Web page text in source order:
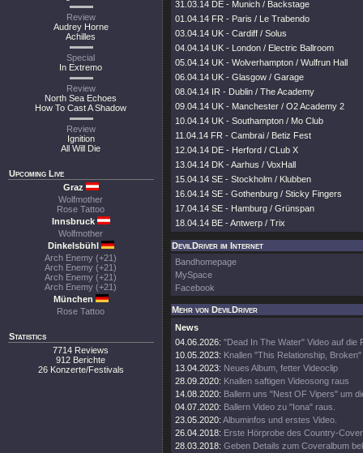
Review
Audrey Horne
Achilles
Special
In Extremo
Review
North Sea Echoes
How To Cast A Shadow
Review
Ignition
All Will Die
Upcoming Live
Graz
Wolfmother
Rose Tattoo
Innsbruck
Wolfmother
Dinkelsbühl
Arch Enemy (+21)
Arch Enemy (+21)
Arch Enemy (+21)
Arch Enemy (+21)
München
Rose Tattoo
Statistics
7714 Reviews
912 Berichte
26 Konzerte/Festivals
31.03.14 DE - Munich / Backstage
01.04.14 FR - Paris / Le Trabendo
03.04.14 UK - Cardiff / Solus
04.04.14 UK - London / Electric Ballroom
05.04.14 UK - Wolverhampton / Wulfrun Hall
06.04.14 UK - Glasgow / Garage
08.04.14 IR - Dublin / The Academy
09.04.14 UK - Manchester / O2 Academy 2
10.04.14 UK - Southampton / Mo Club
11.04.14 FR - Cambrai / Betiz Fest
12.04.14 DE - Herford / CLub X
13.04.14 DK - Aarhus / VoxHall
15.04.14 SE - Stockholm / Klubben
16.04.14 SE - Gothenburg / Sticky Fingers
17.04.14 SE - Hamburg / Grünspan
18.04.14 BE - Antwerp / Trix
DevilDriver im Internet
Bandhomepage
MySpace
Facebook
Mehr von DevilDriver
News
04.06.2026: "Dead In The Water" Video auf die
10.05.2023: Knallen "This Relationship,
13.04.2023: Neues Album, fetter Videoclip
28.09.2020: Knallen saftigen Videosong raus
14.08.2020: Ballern uns "Nest OF Vipers" um
04.07.2020: Ballern Video zu "Iona" raus.
23.05.2020: Albuminfos und erstes Video.
26.04.2018: Erste Hörprobe des Country-
28.03.2018: Geben Details zum Coveralbum